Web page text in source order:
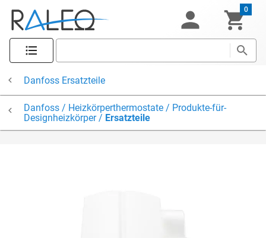
0
Danfoss Ersatzteile
Danfoss / Heizkörperthermostate / Produkte-für-
Designheizkörper / Ersatzteile